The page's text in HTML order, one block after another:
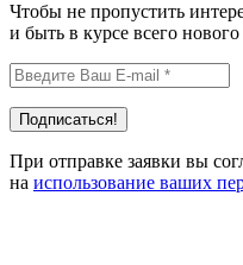
Чтобы не пропустить
и быть в курсе всего нового
При отправке заявки вы
на использование ваших